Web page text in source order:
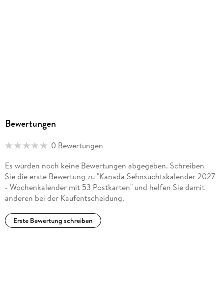
Bewertungen
0 Bewertungen
Es wurden noch keine Bewertungen abgegeben. Schreiben
Sie die erste Bewertung zu "Kanada Sehnsuchtskalender 2027
- Wochenkalender mit 53 Postkarten" und helfen Sie damit
anderen bei der Kaufentscheidung.
Erste Bewertung schreiben